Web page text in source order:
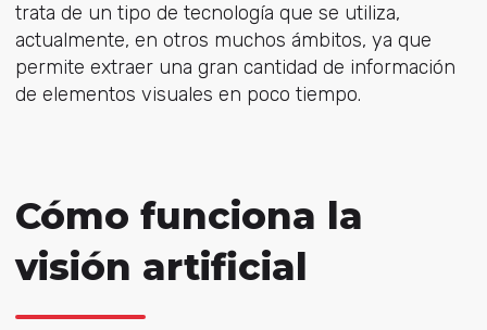
trata de un tipo de tecnología que se utiliza,
actualmente, en otros muchos ámbitos, ya que
permite extraer una gran cantidad de información
de elementos visuales en poco tiempo.
Cómo funciona la
visión artificial